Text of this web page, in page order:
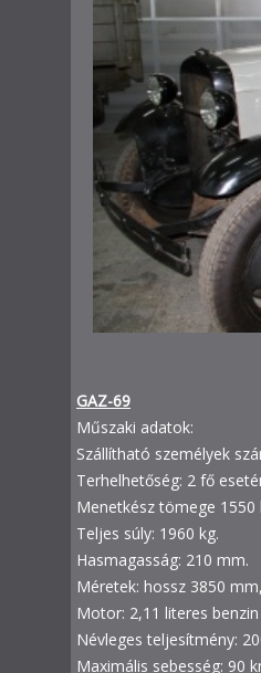
GAZ-69
Műszaki adatok:
Szállítható személyek
Terhelhetőség: 2 fő
Menetkész tömege 1550
Teljes súly: 1960 kg.
Hasmagasság: 210 mm.
Méretek: hossz 3850
Motor: 2,11 literes benzin
Névleges teljesítmény:
Maximális sebesség: 90